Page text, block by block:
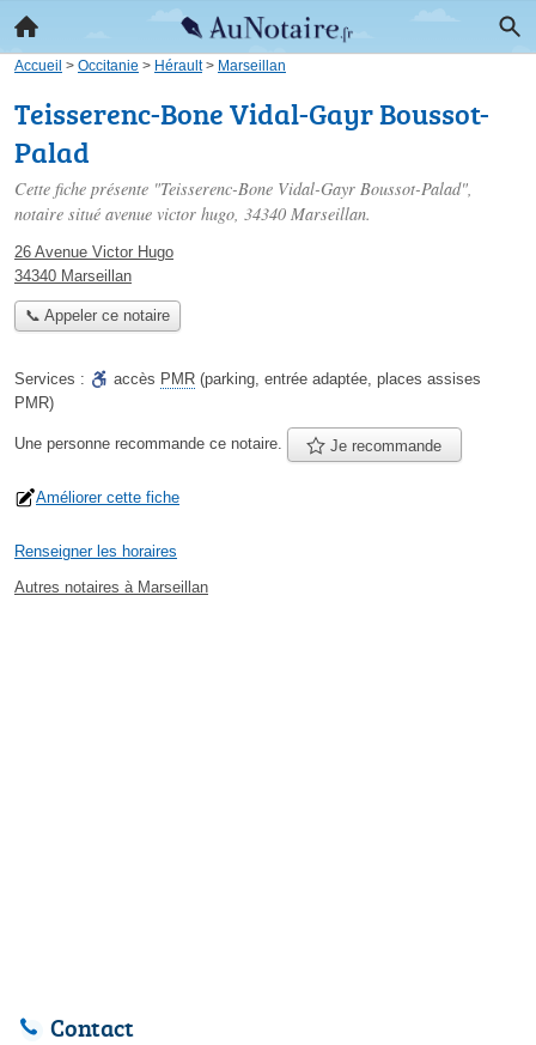
Accueil > Occitanie > Hérault> Marseillan
Teisserenc-Bone Vidal-Gayr Boussot-
Palad
Cette fiche présente "Teisserenc-Bone Vidal-Gayr Boussot-Palad",
notaire situé avenue victor hugo, 34340 Marseillan.
26 Avenue Victor Hugo
34340 Marseillan
📞 Appeler ce notaire
Services : accès PMR (parking, entrée adaptée, places assises
PMR)
Une personne recommande ce notaire. Je recommande
Améliorer cette fiche
Renseigner les horaires
Autres notaires à Marseillan
Contact